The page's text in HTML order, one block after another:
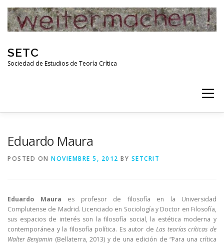
content
SETC
Sociedad de Estudios de Teoría Crítica
Menu
RED DE INVESTIGADORES DE TEORÍA CRÍTICA
Eduardo Maura
POSTED ON NOVIEMBRE 5, 2012 BY SETCRIT
Eduardo Maura es profesor de filosofía en la Universidad
Complutense de Madrid. Licenciado en Sociología y Doctor en Filosofía,
sus espacios de interés son la filosofía social, la estética moderna y
contemporánea y la filosofía política. Es autor deLas teorías críticas de
Walter Benjamin (Bellaterra, 2013) y de una edición de “Para una crítica